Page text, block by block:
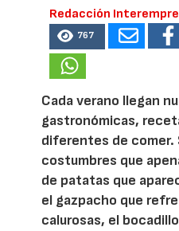
Redacción
767
Cada verano llegan
gastronómicas,
diferentes de comer.
costumbres que
de patatas que
el gazpacho que
calurosas, el